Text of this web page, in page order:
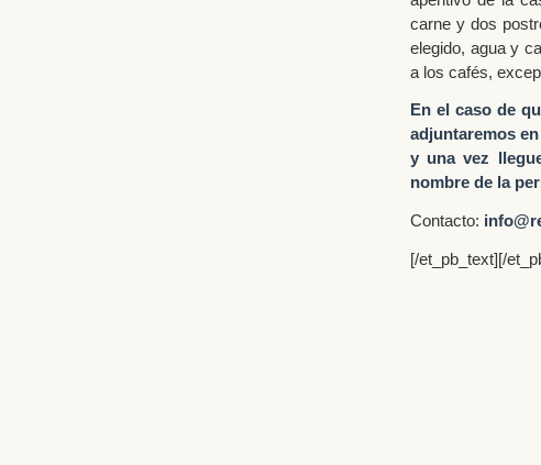
carne y dos
elegido, agua y
a los cafés,
En el caso de
adjuntaremos
y una vez
nombre de la
Contacto:
[/et_pb_text][/